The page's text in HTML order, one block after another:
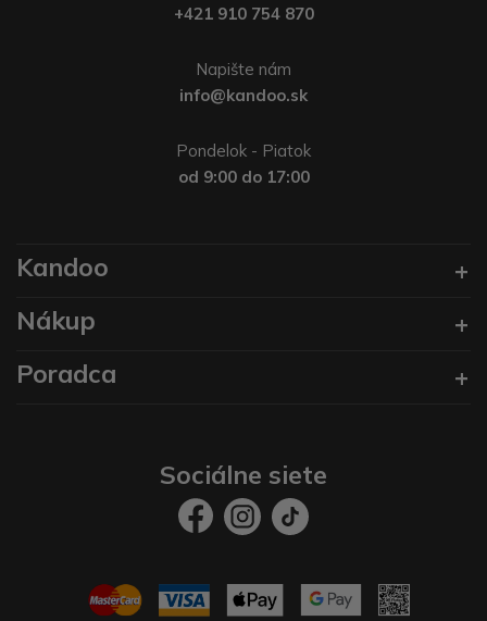
+421 910 754 870
Napište nám
info@kandoo.sk
Pondelok - Piatok
od 9:00 do 17:00
Kandoo
Nákup
Poradca
Sociálne siete